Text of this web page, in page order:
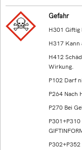
Gefahr
H301 Giftig
H317 Kann
H412
Wirkung.
P102 Darf
P264 Nach
P270 Bei
P301+P310
P302+P352